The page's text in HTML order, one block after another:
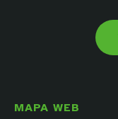
MAPA WEB